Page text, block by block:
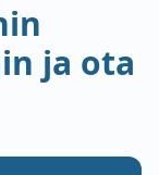
ja ota